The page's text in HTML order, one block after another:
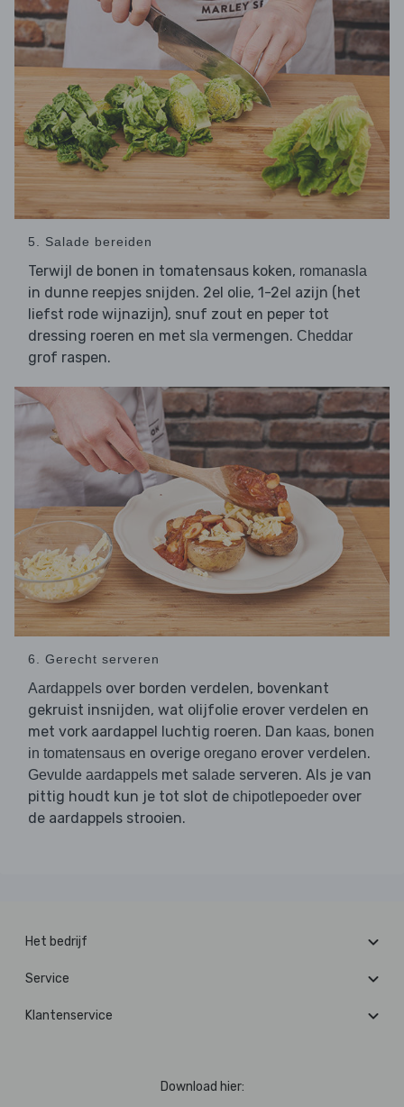
5. Salade bereiden
Terwijl de bonen in tomatensaus koken, romanasla
in dunne reepjes snijden. 2el olie, 1-2el azijn (het
liefst rode wijnazijn), snuf zout en peper tot
dressing roeren en met sla vermengen. Cheddar
grof raspen.
6. Gerecht serveren
Aardappels over borden verdelen, bovenkant
gekruist insnijden, wat olijfolie erover verdelen en
met vork aardappel luchtig roeren. Dan kaas, bonen
in tomatensaus en overige oregano erover verdelen.
Gevulde aardappels met salade serveren. Als je van
pittig houdt kun je tot slot de chipotlepoeder over
de aardappels strooien.
Het bedrijf
Service
Klantenservice
Download hier: